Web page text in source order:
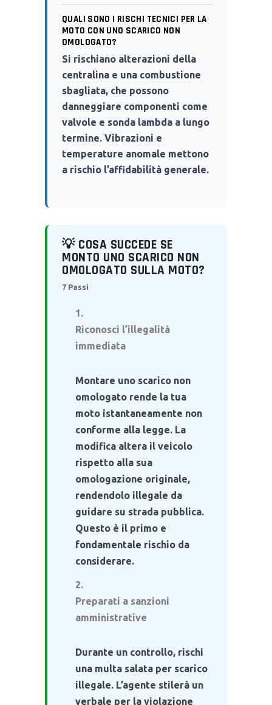
QUALI SONO I RISCHI TECNICI PER LA
MOTO CON UNO SCARICO NON
OMOLOGATO?
Si rischiano alterazioni della
centralina e una combustione
sbagliata, che possono
danneggiare componenti come
valvole e sonda lambda a lungo
termine. Vibrazioni e
temperature anomale mettono
a rischio l’affidabilità generale.
💡 COSA SUCCEDE SE
MONTO UNO SCARICO NON
OMOLOGATO SULLA MOTO?
7 Passi
Riconosci l’illegalità
immediata
Montare uno scarico non
omologato rende la tua
moto istantaneamente non
conforme alla legge. La
modifica altera il veicolo
rispetto alla sua
omologazione originale,
rendendolo illegale da
guidare su strada pubblica.
Questo è il primo e
fondamentale rischio da
considerare.
Preparati a sanzioni
amministrative
Durante un controllo, rischi
una multa salata per scarico
illegale. L’agente stilerà un
verbale per la violazione